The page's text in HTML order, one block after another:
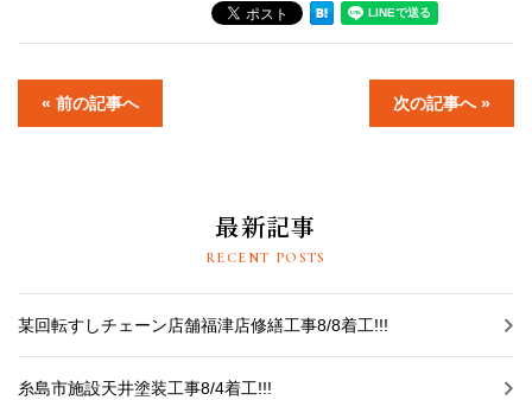
プライバシーポリシー
お知らせ
スタッフブログ
« 前の記事へ 次の記事へ »
最新記事
RECENT POSTS
某回転すしチェーン店舗福津店修繕工事8/8着工!!!
糸島市施設天井塗装工事8/4着工!!!